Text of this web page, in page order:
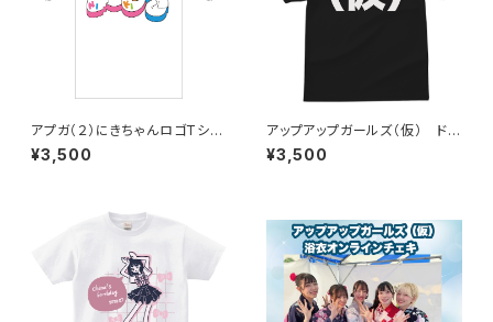
アプガ（２）にきちゃんロゴTシャ
ツ
¥3,500
アップアップガールズ（仮） ドラ
イ（仮）Tシャツ
¥3,500